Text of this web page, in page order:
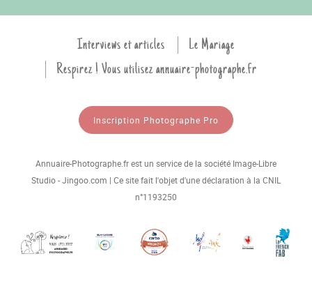
Interviews et articles
Le Mariage
Respirez ! Vous utilisez annuaire-photographe.fr
Inscription Photographe Pro
Annuaire-Photographe.fr est un service de la société Image-Libre
Studio - Jingoo.com | Ce site fait l'objet d'une déclaration à la CNIL
n°1193250